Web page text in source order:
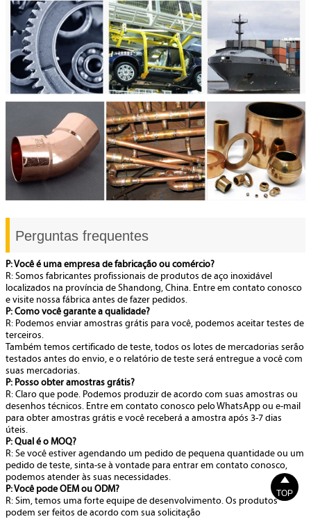
Perguntas frequentes
P: Você é uma empresa de fabricação ou comércio?
R: Somos fabricantes profissionais de produtos de aço inoxidável
localizados na província de Shandong, China. Entre em contato conosco
e visite nossa fábrica antes de fazer pedidos.
P: Como você garante a qualidade?
R: Podemos enviar amostras grátis para você, podemos aceitar testes de
terceiros.
Também temos certificado de teste, todos os lotes de mercadorias serão
testados antes do envio, e o relatório de teste será entregue a você com
suas mercadorias.
P: Posso obter amostras grátis?
R: Claro que pode. Podemos produzir de acordo com suas amostras ou
desenhos técnicos. Entre em contato conosco pelo WhatsApp ou e-mail
para obter amostras grátis e você receberá a amostra após 3-7 dias
úteis.
P: Qual é o MOQ?
R: Se você estiver agendando um pedido de pequena quantidade ou um
pedido de teste, sinta-se à vontade para entrar em contato conosco,
podemos atender às suas necessidades.
P: Você pode OEM ou ODM?
R: Sim, temos uma forte equipe de desenvolvimento. Os produtos
podem ser feitos de acordo com sua solicitação

TOP